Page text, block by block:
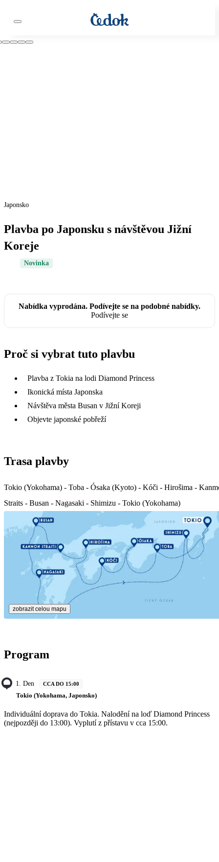
Japonsko
Plavba po Japonsku s návštěvou Jižní
Koreje
Novinka
Nabídka vyprodána. Podívejte se na podobné nabídky.
Podívejte se
Proč si vybrat tuto plavbu
Plavba z Tokia na lodi Diamond Princess
Ikonická místa Japonska
Návštěva města Busan v Jižní Koreji
Objevte japonské pobřeží
Trasa plavby
Tokio (Yokohama) - Toba - Ósaka (Kyoto) - Kóči - Hirošima -
Straits - Busan - Nagasaki - Shimizu - Tokio (Yokohama)
zobrazit celou mapu
Program
1. Den CCA DO 15:00
Tokio (Yokohama, Japonsko)
Individuální doprava do Tokia. Nalodění na loď Diamond Princess
(nejpozději do 13:00). Vyplutí z přístavu v cca 15:00.